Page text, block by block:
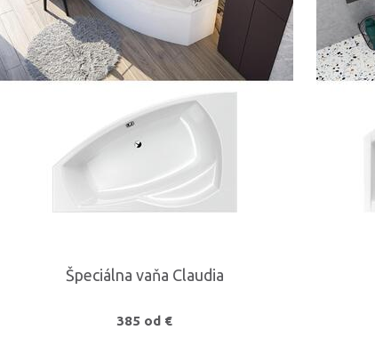
Špeciálna vaňa Claudia
385 od €